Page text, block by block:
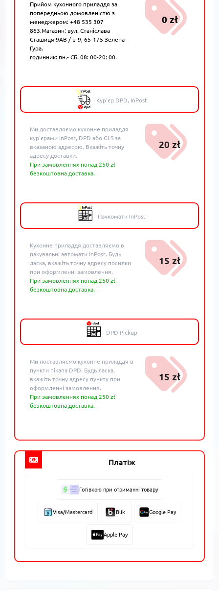
Прийом кухонного приладдя за
попередньою домовленістю з
менеджером: +48 535 307
863.Магазин: вул. Станіслава
Сташиця 9AB / u-9, 65-175 Зелена-
Гура.
годинник: пн.- СБ. 08: 00-20: 00.
0 zł
Кур'єр DPD, InPost
Ми доставляємо кухонне приладдя
кур'єрами InPost, DPD або GLS за
вказаною адресою. Вкажіть точну
адресу доставки.
При замовленнях понад 250 zł
безкоштовна доставка.
20 zł
Пачкомати InPost
Кухонне приладдя доставляємо в
пакувальні автомати InPost. Будь
ласка, вкажіть точну адресу посилки
при оформленні замовлення.
При замовленнях понад 250 zł
безкоштовна доставка.
15 zł
DPD Pickup
Ми поставляємо кухонне приладдя в
пункти пікапа DPD. Будь ласка,
вкажіть точну адресу пункту при
оформленні замовлення.
При замовленнях понад 250 zł
безкоштовна доставка.
15 zł
Платіж
Готівкою при отриманні товару
Visa/Mastercard Blik Google Pay
Apple Pay